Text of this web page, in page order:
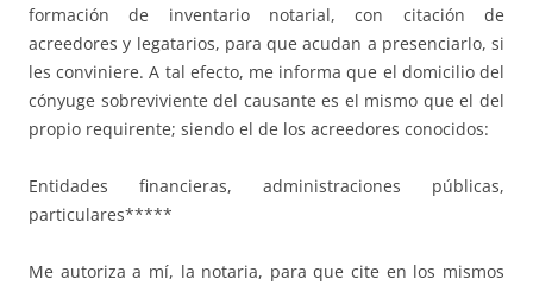
formación de inventario notarial, con citación de
acreedores y legatarios, para que acudan a presenciarlo, si
les conviniere. A tal efecto, me informa que el domicilio del
cónyuge sobreviviente del causante es el mismo que el del
propio requirente; siendo el de los acreedores conocidos:
Entidades financieras, administraciones públicas,
particulares*****
Me autoriza a mí, la notaria, para que cite en los mismos